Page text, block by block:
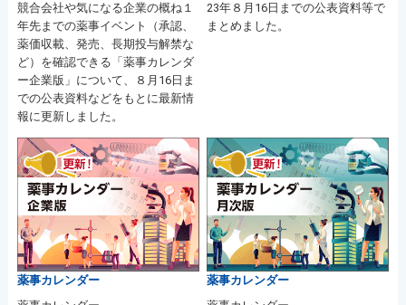
競合会社や気になる企業の概ね１
年先までの薬事イベント（承認、
薬価収載、発売、長期投与解禁な
ど）を確認できる「薬事カレンダ
ー企業版」について、８月16日ま
での公表資料などをもとに最新情
報に更新しました。
23年８月16日までの公表資料等で
まとめました。
薬事カレンダー
薬事カレンダー